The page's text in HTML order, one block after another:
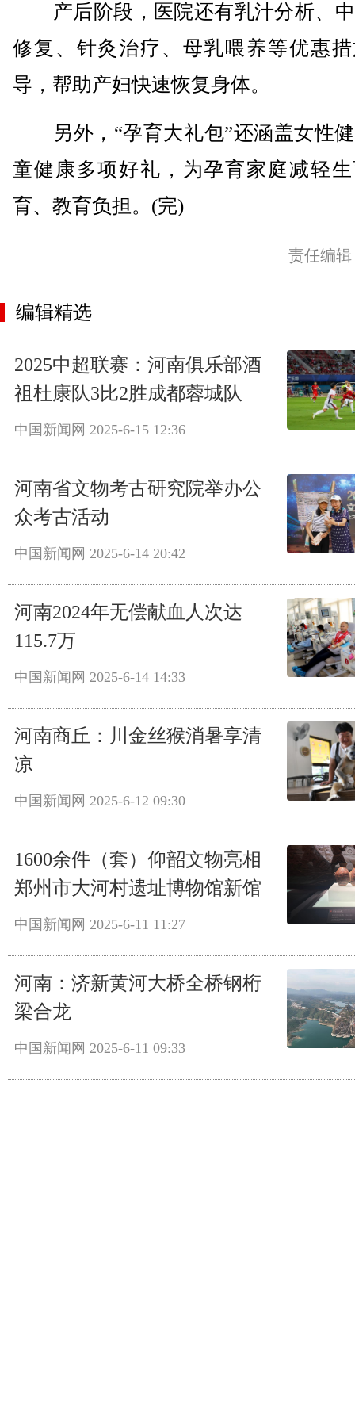
产后阶段，医院还有乳汁分析、
修复、针灸治疗、母乳喂养等优惠
导，帮助产妇快速恢复身体。
另外，“孕育大礼包”还涵盖女性
童健康多项好礼，为孕育家庭减轻
育、教育负担。(完)
责任编
编辑精选
2025中超联赛：河南俱乐部酒
祖杜康队3比2胜成都蓉城队
中国新闻网 2025-6-15 12:36
河南省文物考古研究院举办公
众考古活动
中国新闻网 2025-6-14 20:42
河南2024年无偿献血人次达
115.7万
中国新闻网 2025-6-14 14:33
河南商丘：川金丝猴消暑享清
凉
中国新闻网 2025-6-12 09:30
1600余件（套）仰韶文物亮相
郑州市大河村遗址博物馆新馆
中国新闻网 2025-6-11 11:27
河南：济新黄河大桥全桥钢桁
梁合龙
中国新闻网 2025-6-11 09:33